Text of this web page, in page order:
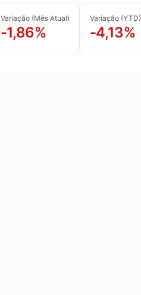
Variação (Mês Atual)
-1,86%
Variação (YTD)
-4,13%